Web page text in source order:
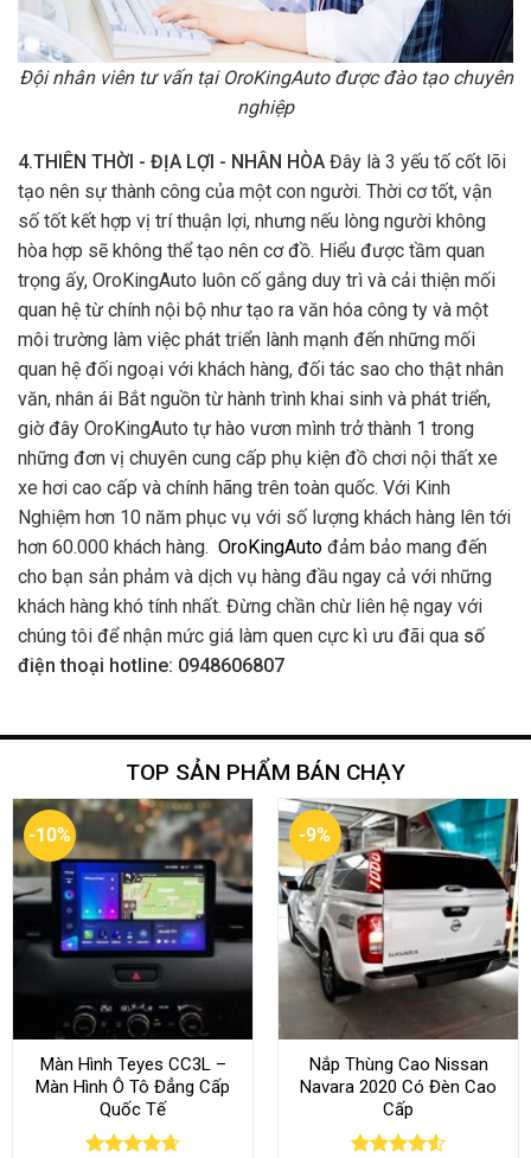
Đội nhân viên tư vấn tại OroKingAuto được đào tạo chuyên
nghiệp
4.THIÊN THỜI - ĐỊA LỢI - NHÂN HÒA Đây là 3 yếu tố cốt lõi
tạo nên sự thành công của một con người. Thời cơ tốt, vận
số tốt kết hợp vị trí thuận lợi, nhưng nếu lòng người không
hòa hợp sẽ không thể tạo nên cơ đồ. Hiểu được tầm quan
trọng ấy, OroKingAuto luôn cố gắng duy trì và cải thiện mối
quan hệ từ chính nội bộ như tạo ra văn hóa công ty và một
môi trường làm việc phát triển lành mạnh đến những mối
quan hệ đối ngoại với khách hàng, đối tác sao cho thật nhân
văn, nhân ái Bắt nguồn từ hành trình khai sinh và phát triển,
giờ đây OroKingAuto tự hào vươn mình trở thành 1 trong
những đơn vị chuyên cung cấp phụ kiện đồ chơi nội thất xe
xe hơi cao cấp và chính hãng trên toàn quốc. Với Kinh
Nghiệm hơn 10 năm phục vụ với số lượng khách hàng lên tới
hơn 60.000 khách hàng. OroKingAuto đảm bảo mang đến
cho bạn sản phảm và dịch vụ hàng đầu ngay cả với những
khách hàng khó tính nhất. Đừng chần chừ liên hệ ngay với
chúng tôi để nhận mức giá làm quen cực kì ưu đãi qua số
điện thoại hotline: 0948606807
TOP SẢN PHẨM BÁN CHẠY
-10%
Màn Hình Teyes CC3L –
Màn Hình Ô Tô Đẳng Cấp
Quốc Tế
-9%
Nắp Thùng Cao Nissan
Navara 2020 Có Đèn Cao
Cấp